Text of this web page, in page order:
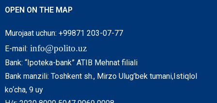
OPEN ON THE MAP
Murojaat uchun: +99871 203-07-77
E-mail: info@polito.uz
Bank: “Ipoteka-bank” ATIB Mehnat filiali
Bank manzili: Toshkent sh., Mirzo Ulug’bek tumani,Istiqlol
ko‘cha, 9 uy